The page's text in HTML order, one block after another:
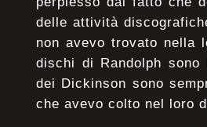
delle attività
non avevo trovato nella
dischi di Randolph
dei Dickinson sono
che avevo colto nel loro